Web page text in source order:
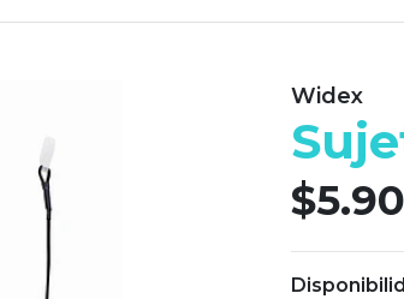
Widex